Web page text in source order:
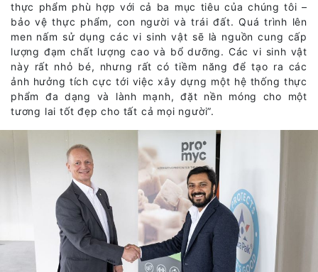
thực phẩm phù hợp với cả ba mục tiêu của chúng tôi –
bảo vệ thực phẩm, con người và trái đất. Quá trình lên
men nấm sử dụng các vi sinh vật sẽ là nguồn cung cấp
lượng đạm chất lượng cao và bổ dưỡng. Các vi sinh vật
này rất nhỏ bé, nhưng rất có tiềm năng để tạo ra các
ảnh hưởng tích cực tới việc xây dựng một hệ thống thực
phẩm đa dạng và lành mạnh, đặt nền móng cho một
tương lai tốt đẹp cho tất cả mọi người”.